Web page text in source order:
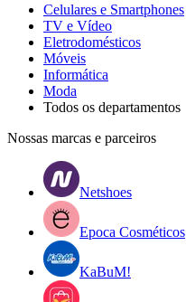
Celulares e Smartphones
TV e Vídeo
Eletrodomésticos
Móveis
Informática
Moda
Todos os departamentos
Nossas marcas e parceiros
Netshoes
Epoca Cosméticos
KaBuM!